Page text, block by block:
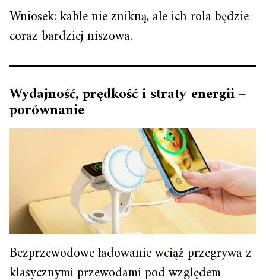
Wniosek: kable nie znikną, ale ich rola będzie
coraz bardziej niszowa.
Wydajność, prędkość i straty energii –
porównanie
Bezprzewodowe ładowanie wciąż przegrywa z
klasycznymi przewodami pod względem